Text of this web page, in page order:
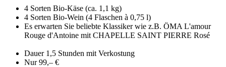
4 Sorten Bio-Käse (ca. 1,1 kg)
4 Sorten Bio-Wein (4 Flaschen à 0,75 l)
Es erwarten Sie beliebte Klassiker wie z.B. ÖMA L'amour
Rouge d'Antoine mit CHAPELLE SAINT PIERRE Rosé
Dauer 1,5 Stunden mit Verkostung
Nur 99,– €